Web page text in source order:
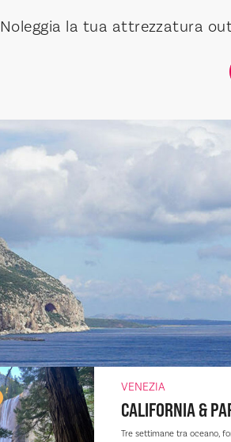
Noleggia la tua attrezzatura
VENEZIA
CALIFORNIA &
Tre settimane tra oceano,